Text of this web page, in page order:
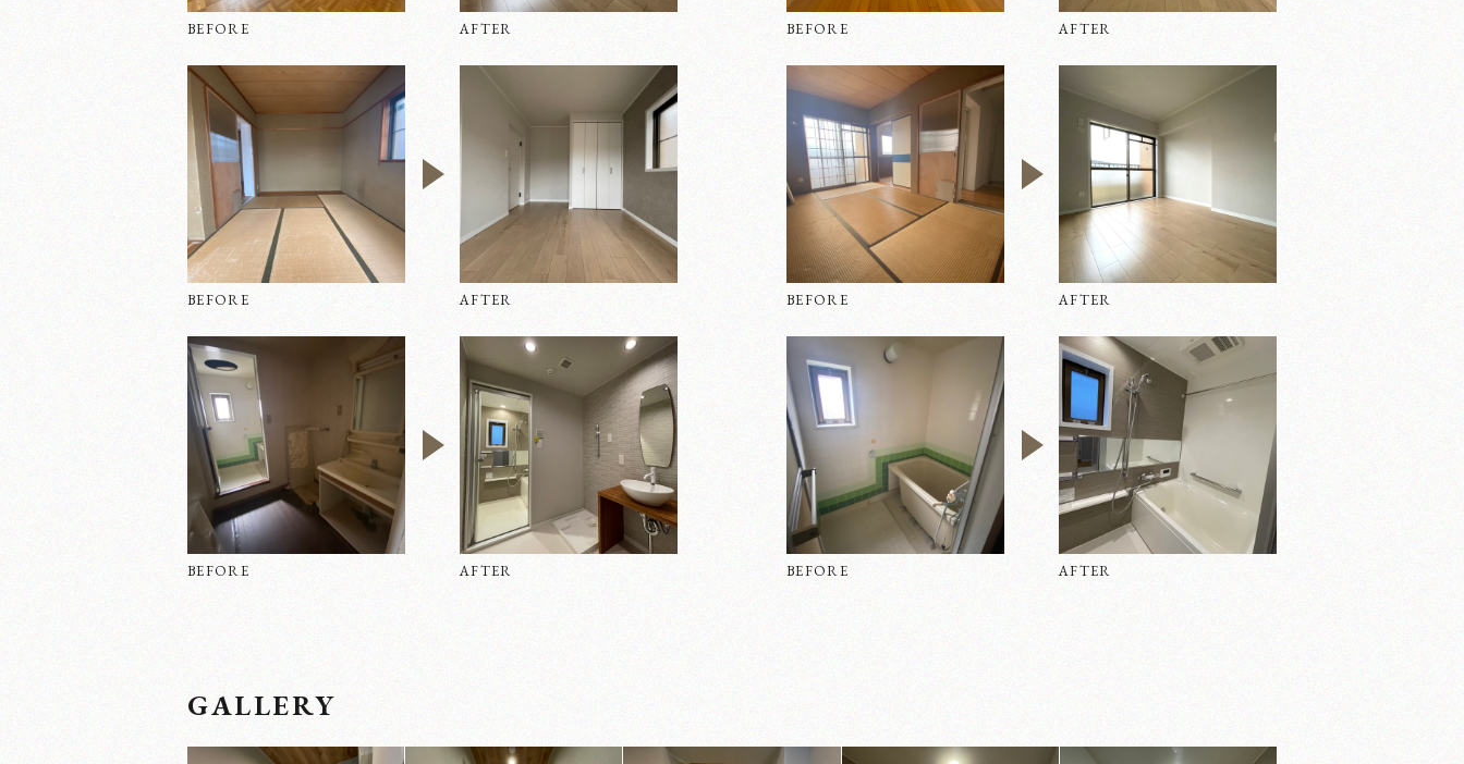
BEFORE AFTER BEFORE AFTER
BEFORE AFTER BEFORE AFTER
BEFORE AFTER BEFORE AFTER
GALLERY